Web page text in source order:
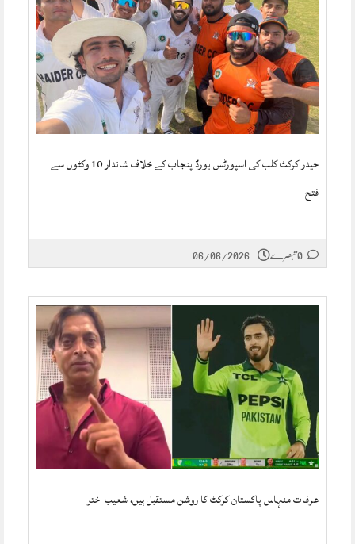
حیدر کرکٹ کلب کی اسپورٹس بورڈ پنجاب کے خلاف شاندار 10 وکٹوں سے
فتح
06/06/2026
عرفات منہاس پاکستان کرکٹ کا روشن مستقبل ہیں، شعیب اختر